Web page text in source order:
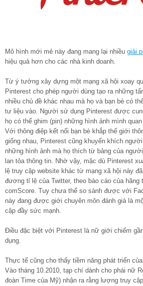
Mô hình mới mẻ này đang mang lại nhiều giải
hiệu quả hơn cho các nhà kinh doanh.
Từ ý tưởng xây dựng một mạng xã hội xoay
Pinterest cho phép người dùng tạo ra những
nhiều chủ đề khác nhau mà họ và bạn bè có
tư liệu vào. Người sử dụng Pinterest được
họ có thể ghim (pin) những hình ảnh mình
Với thông điệp kết nối bạn bè khắp thế giới
giống nhau, Pinterest cũng khuyến khích
những hình ảnh mà họ thích từ bảng của
lan tỏa thông tin. Nhờ vậy, mặc dù Pinterest
lệ truy cập website khác từ mạng xã hội này
đương tỉ lệ của Twitter, theo báo cáo của hãng
comScore. Tuy chưa thể so sánh được với
này đang được giới chuyên môn đánh giá là
cập đầy sức mạnh.
Điều đặc biệt với Pinterest là nữ giới chiếm
dụng.
Thực tế cũng cho thấy tiềm năng phát triển
Vào tháng 10.2010, tạp chí dành cho phái nữ
đoàn Time của Mỹ) nhận ra rằng lượng truy